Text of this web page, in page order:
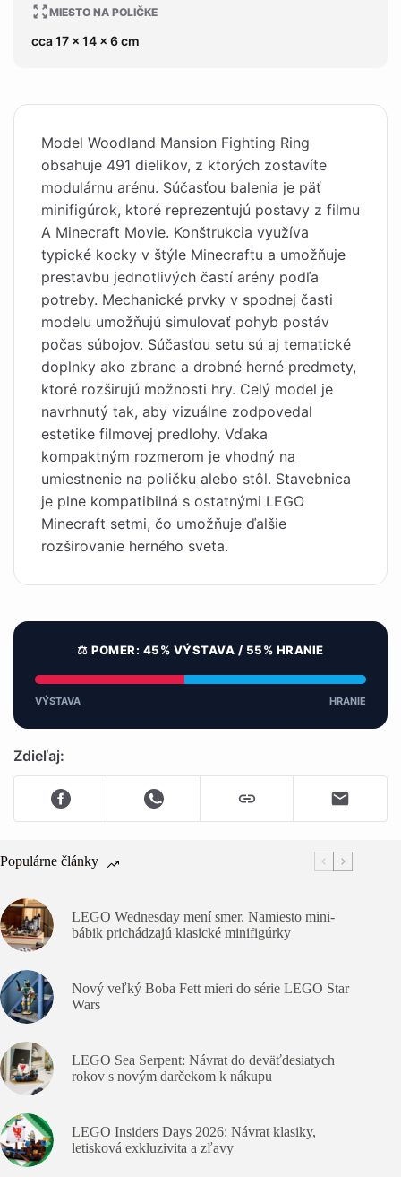
MIESTO NA POLIČKE
cca 17 x 14 x 6 cm
Model Woodland Mansion Fighting Ring
obsahuje 491 dielikov, z ktorých zostavíte
modulárnu arénu. Súčasťou balenia je päť
minifigúrok, ktoré reprezentujú postavy z filmu
A Minecraft Movie. Konštrukcia využíva
typické kocky v štýle Minecraftu a umožňuje
prestavbu jednotlivých častí arény podľa
potreby. Mechanické prvky v spodnej časti
modelu umožňujú simulovať pohyb postáv
počas súbojov. Súčasťou setu sú aj tematické
doplnky ako zbrane a drobné herné predmety,
ktoré rozširujú možnosti hry. Celý model je
navrhnutý tak, aby vizuálne zodpovedal
estetike filmovej predlohy. Vďaka
kompaktným rozmerom je vhodný na
umiestnenie na poličku alebo stôl. Stavebnica
je plne kompatibilná s ostatnými LEGO
Minecraft setmi, čo umožňuje ďalšie
rozširovanie herného sveta.
⚖️ POMER: 45% VÝSTAVA / 55% HRANIE
VÝSTAVA HRANIE
Zdieľaj:
Populárne články
LEGO Wednesday mení smer. Namiesto mini-
bábik prichádzajú klasické minifigúrky
Nový veľký Boba Fett mieri do série LEGO Star
Wars
LEGO Sea Serpent: Návrat do deväťdesiatych
rokov s novým darčekom k nákupu
LEGO Insiders Days 2026: Návrat klasiky,
letisková exkluzivita a zľavy